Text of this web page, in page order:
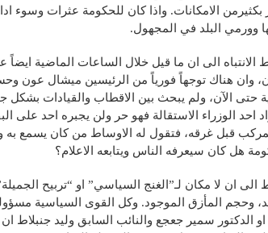
بكثيرمن الامكانات. واذا كان للحكومة عثرات وسوء
وورمي البلد في المجهول.
وان هناك توجهاً فورياً من الرئيسين ميشال عون
حتى الآن، ولم يبحث بين الاقطاب والقيادات بشكل
احد الوزراء الاستقالة فهو حر ولن يجبره احد على
قبل غرقه، فتقول له الاوساط من كان يسمع به
هل كان سيعرفه الناس ويتابعه الاعلام؟
الى ان لا مكان لـ”الغنج السياسي” او “تربيح
وحجم المأزق الموجود. وكل القوى السياسية
الدكتور سمير جعجع والنائب السابق وليد جنبلاط